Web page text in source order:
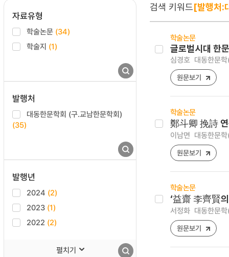
자료유형
학술논문 (34)
학술지 (1)
발행처
대동한문학회 (구.교남한문학회)
(35)
발행년
2024 (2)
2023 (1)
2022 (2)
펼치기
검색 키워드[발행처:
학술논문
글로벌시대 한
심경호 대동한문
원문보기
학술논문
鄭斗卿 挽詩
이남면 대동한문
원문보기
학술논문
‘益齋 李齊賢
서정화 대동한문
원문보기